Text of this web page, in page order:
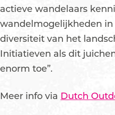
actieve wandelaars
wandelmogelijkheden in
diversiteit van het
Initiatieven als dit
enorm toe”.
Meer info via Dutch